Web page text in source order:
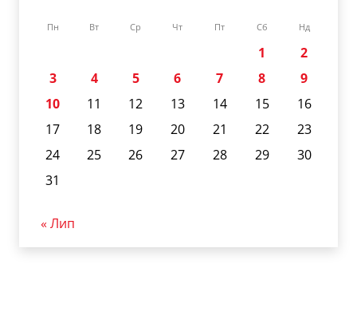
Пн Вт Ср Чт Пт Сб Нд
1
2
3
4 5 6 7 8
9
10
11 12 13 14 15
16
17
18 19 20 21 22
23
24
25 26 27 28 29
30
31
« Лип